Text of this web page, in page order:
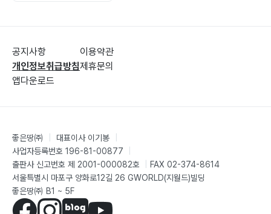
공지사항
개인정보취급방침
앱다운로드
이용약관
제휴문의
좋은땅㈜ 대표이사 이기봉
사업자등록번호 196-81-00877
출판사 신고번호 제 2001-000082호
FAX 02-374-8614
서울특별시 마포구 양화로12길 26 GWORLD(지월드)빌딩
좋은땅㈜ B1 ~ 5F